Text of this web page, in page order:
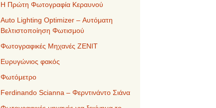
Η Πρώτη Φωτογραφία Κεραυνού
Auto Lighting Optimizer – Αυτόματη
Βελτιστοποίηση Φωτισμού
Φωτογραφικές Μηχανές ZENIT
Ευρυγώνιος φακός
Φωτόμετρο
Ferdinando Scianna – Φερντινάντο Σιάνα